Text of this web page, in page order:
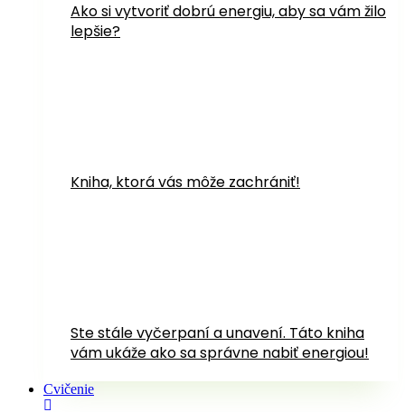
Ako si vytvoriť dobrú energiu, aby sa vám žilo
lepšie?
Kniha, ktorá vás môže zachrániť!
Ste stále vyčerpaní a unavení. Táto kniha
vám ukáže ako sa správne nabiť energiou!
Cvičenie